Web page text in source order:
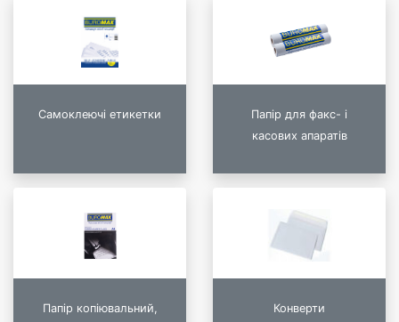
Самоклеючі етикетки
Папір для факс- і
касових апаратів
Папір копіювальний,
Конверти